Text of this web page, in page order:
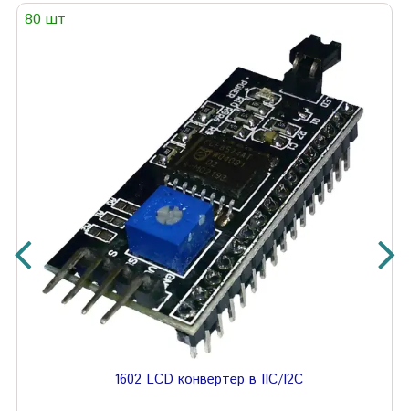
80 шт
1602 LCD конвертер в IIC/I2C